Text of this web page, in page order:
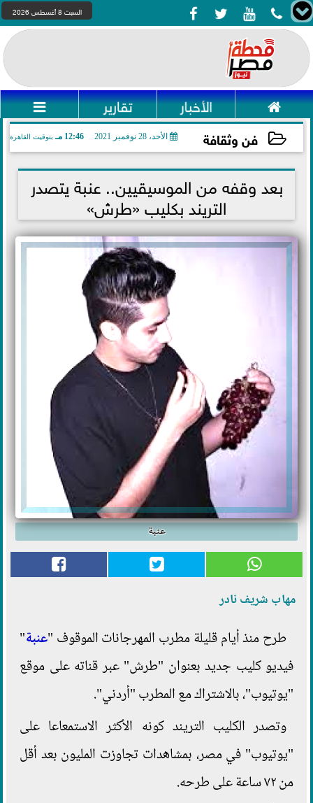
    السبت 8 أغسطس 2026
 الأخبار تقارير 
فن وثقافة الأحد، 28 نوفمبر 2021 12:46 مـ بتوقيت القاهرة
2021-11-28 12:46:54بعد وقفه من الموسيقيين.. عنبة يتصدر
التريند بكليب «طرش»
عنبة
مهاب شريف نادر
طرح منذ أيام قليلة مطرب المهرجانات الموقوف "عنبة"
فيديو كليب جديد بعنوان "طرش" عبر قناته على موقع
"يوتيوب"، بالاشتراك مع المطرب "أردني".
وتصدر الكليب التريند كونه الأكثر الاستمعاعا على
"يوتيوب" في مصر، بمشاهدات تجاوزت المليون بعد أقل
من ٧٢ ساعة على طرحه.